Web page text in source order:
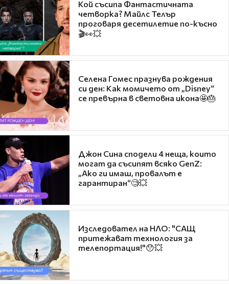
Кой съсипа Фантастичната
четворка? Майлс Телър
проговаря десетилетие по-късно
🎬👀💥
Селена Гомес празнува рождения
си ден: Как момичето от „Disney“
се превърна в световна икона🤩🎂
Джон Сина сподели 4 неща, които
могат да съсипят всяко GenZ:
„Ако ги имаш, провалът е
гарантиран“🧐💥
Изследовател на НЛО: "САЩ
притежават технология за
телепортация!"😯💥